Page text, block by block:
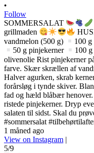
•
Follow
SOMMERSALAT
grillmaden
vandmelon (500 g)
100
50 g pinjekerner
100
olivenolie Rist pinjekerner
farve. Skær skrællen af
Halver agurken, skrab
forårsløg i tynde skiver.
fad og hæld blåbær
ristede pinjekerner. Dryp
salaten til sidst. Skal du
#sommersalat
1 måned ago
View on Instagram |
5/9